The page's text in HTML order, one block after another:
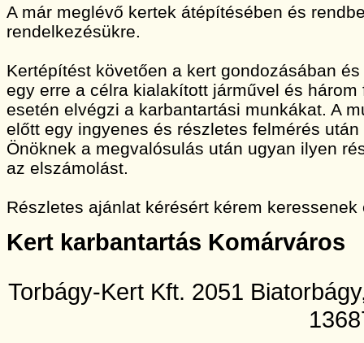
A már meglévő kertek átépítésében és
rendelkezésükre.
Kertépítést követően a kert gondozásában
egy erre a célra kialakított járművel és
esetén elvégzi a karbantartási munkákat. A
előtt egy ingyenes és részletes felmérés
Önöknek a megvalósulás után ugyan ilyen
az elszámolást.
Részletes ajánlat kérésért kérem
Kert karbantartás Komárváros
Torbágy-Kert Kft. 2051